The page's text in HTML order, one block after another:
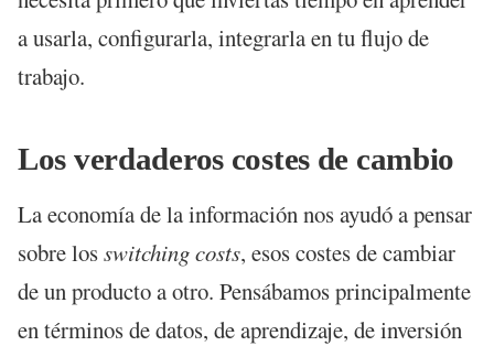
a usarla, configurarla, integrarla en tu flujo de
trabajo.
Los verdaderos costes de cambio
La economía de la información nos ayudó a pensar
sobre losswitching costs, esos costes de cambiar
de un producto a otro. Pensábamos principalmente
en términos de datos, de aprendizaje, de inversión